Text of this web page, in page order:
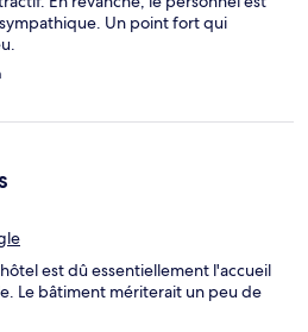
Un point fort qui
est dû essentiellement l'accueil
Le bâtiment mériterait un peu de